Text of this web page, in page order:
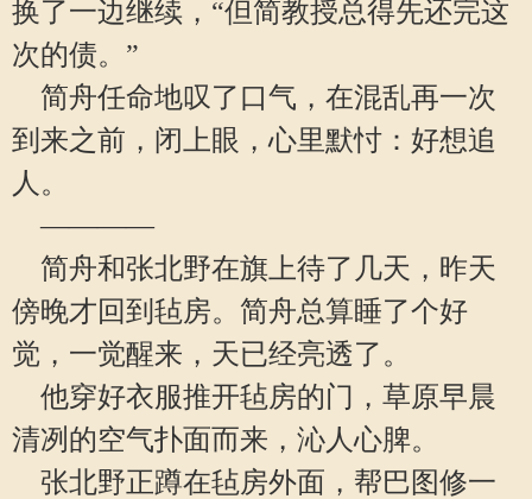
换了一边继续，“但简教授总得先还完这
次的债。”
简舟任命地叹了口气，在混乱再一次
到来之前，闭上眼，心里默忖：好想追
人。
————
简舟和张北野在旗上待了几天，昨天
傍晚才回到毡房。简舟总算睡了个好
觉，一觉醒来，天已经亮透了。
他穿好衣服推开毡房的门，草原早晨
清冽的空气扑面而来，沁人心脾。
张北野正蹲在毡房外面，帮巴图修一